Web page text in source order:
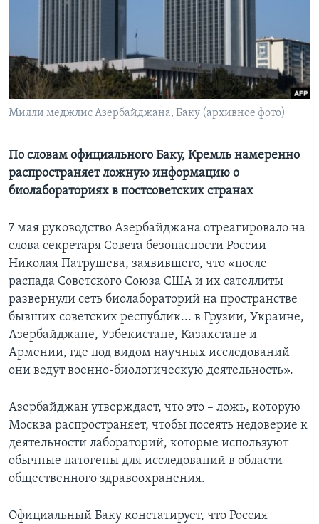
СОЦИАЛЬНЫЕ СЕТИ
Милли меджлис Азербайджана, Баку (архивное фото)
По словам официального Баку, Кремль намеренно
распространяет ложную информацию о
биолабораториях в постсоветских странах
7 мая руководство Азербайджана отреагировало на
слова секретаря Совета безопасности России
Николая Патрушева, заявившего, что «после
распада Советского Союза США и их сателлиты
развернули сеть биолабораторий на пространстве
бывших советских республик... в Грузии, Украине,
Азербайджане, Узбекистане, Казахстане и
Армении, где под видом научных исследований
они ведут военно-биологическую деятельность».
Азербайджан утверждает, что это – ложь, которую
Москва распространяет, чтобы посеять недоверие к
деятельности лабораторий, которые используют
обычные патогены для исследований в области
общественного здравоохранения.
Официальный Баку констатирует, что Россия